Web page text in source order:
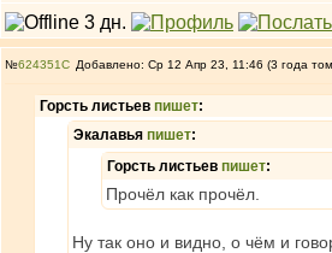
№624351 Добавлено: Ср 12 Апр 23, 11:46 (3 года
Горсть листьев пишет:
Экалавья пишет:
Горсть листьев пишет:
Прочёл как прочёл.
Ну так оно и видно, о чём и